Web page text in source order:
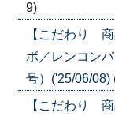
9)
【こだわり
ボ／レンコン
号）('25/06/08)
【こだわり